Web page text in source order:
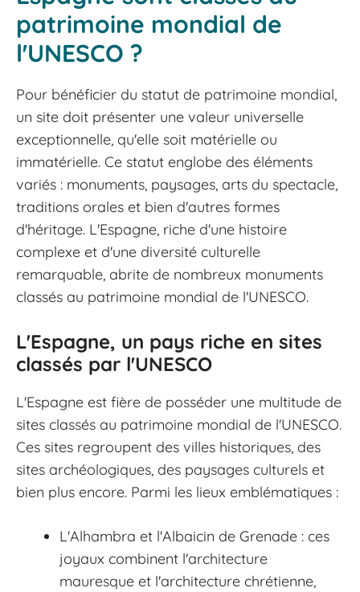
patrimoine mondial de
l'UNESCO ?
Pour bénéficier du statut de patrimoine mondial,
un site doit présenter une valeur universelle
exceptionnelle, qu'elle soit matérielle ou
immatérielle. Ce statut englobe des éléments
variés : monuments, paysages, arts du spectacle,
traditions orales et bien d'autres formes
d'héritage. L'Espagne, riche d'une histoire
complexe et d'une diversité culturelle
remarquable, abrite de nombreux monuments
classés au patrimoine mondial de l'UNESCO.
L'Espagne, un pays riche en sites
classés par l'UNESCO
L'Espagne est fière de posséder une multitude de
sites classés au patrimoine mondial de l'UNESCO.
Ces sites regroupent des villes historiques, des
sites archéologiques, des paysages culturels et
bien plus encore. Parmi les lieux emblématiques :
L'Alhambra et l'Albaicin de Grenade : ces
joyaux combinent l'architecture
mauresque et l'architecture chrétienne,